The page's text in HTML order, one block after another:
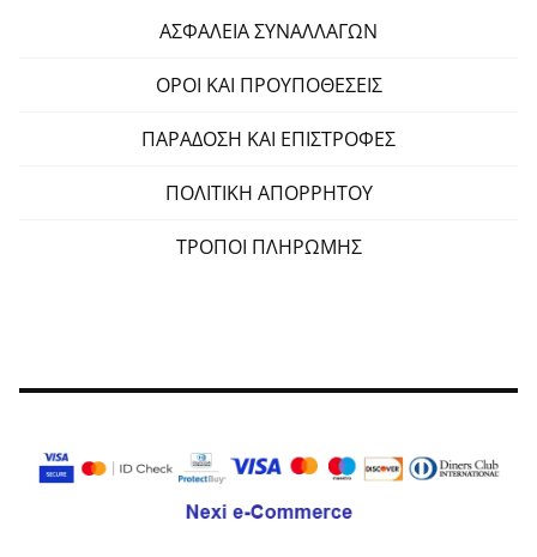
ΑΣΦΑΛΕΙΑ ΣΥΝΑΛΛΑΓΩΝ
ΟΡΟΙ ΚΑΙ ΠΡΟΥΠΟΘΕΣΕΙΣ
ΠΑΡΑΔΟΣΗ ΚΑΙ ΕΠΙΣΤΡΟΦΕΣ
ΠΟΛΙΤΙΚΗ ΑΠΟΡΡΗΤΟΥ
ΤΡΟΠΟΙ ΠΛΗΡΩΜΗΣ